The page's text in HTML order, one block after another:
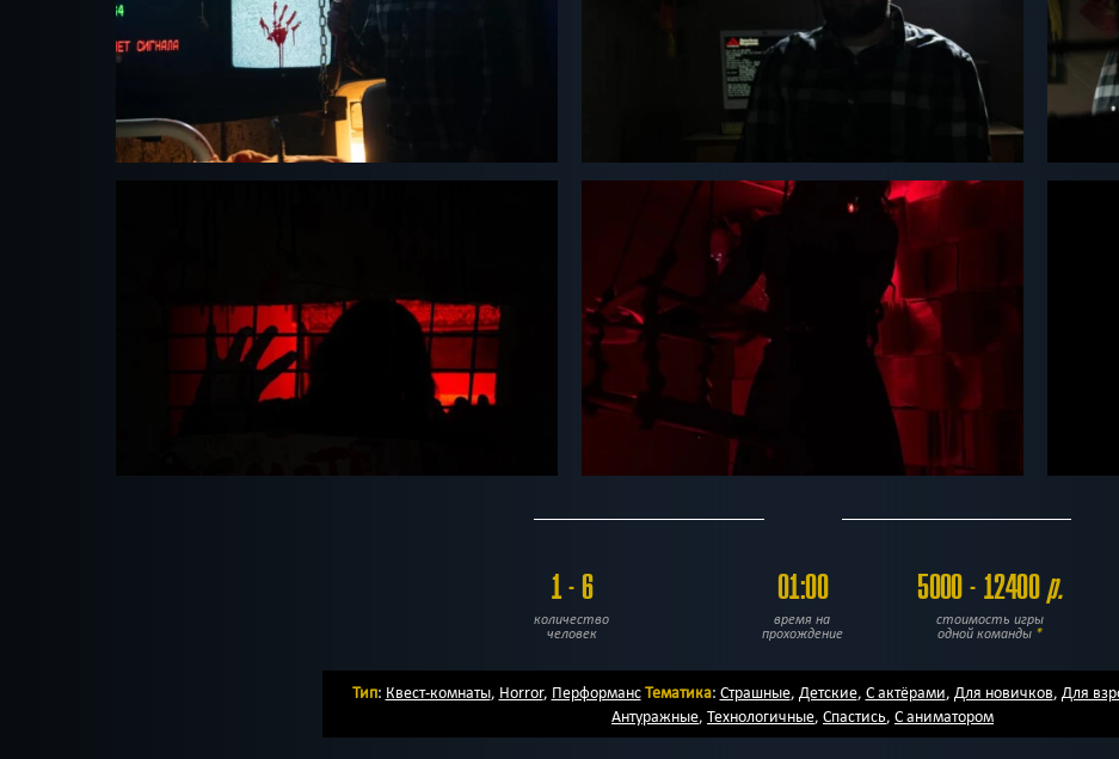
1 - 6
количество
человек
01:00
время на
прохождение
5000 - 12400р.
стоимость игры
одной команды *
Тип: Квест-комнаты, Horror, ПерформансТематика: Страшные, Детские, С актёрами, Для новичков, Для
Антуражные, Технологичные, Спастись, С аниматором